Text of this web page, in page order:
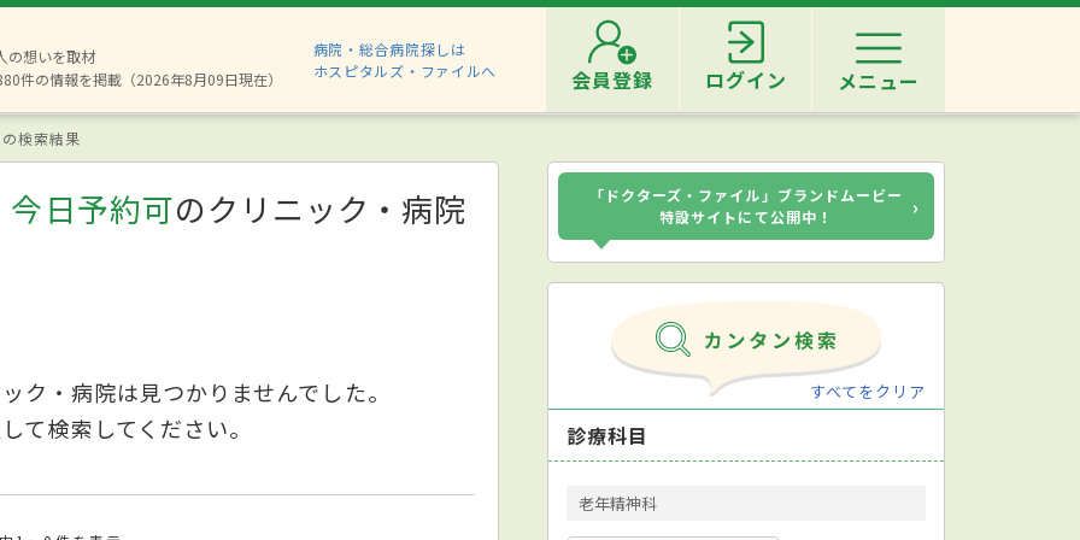
の想いを取材
件の情報を掲載（2026年8月09日現在）
病院・総合病院探しは
ホスピタルズ・ファイルへ
会員登録 ログイン メニュー
検索結果
日予約可のクリニック・病院
ク・病院は見つかりませんでした。
て検索してください。
「ドクターズ・ファイル」ブランドムービー
特設サイトにて公開中！
›
すべてをクリア
診療科目
老年精神科